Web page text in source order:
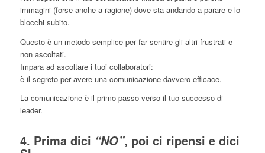
immagini (forse anche a ragione) dove sta andando a parare e lo
blocchi subito.
Questo è un metodo semplice per far sentire gli altri frustrati e
non ascoltati.
Impara ad ascoltare i tuoi collaboratori:
è il segreto per avere una comunicazione davvero efficace.
La comunicazione è il primo passo verso il tuo successo di
leader.
4. Prima dici “NO”, poi ci ripensi e dici